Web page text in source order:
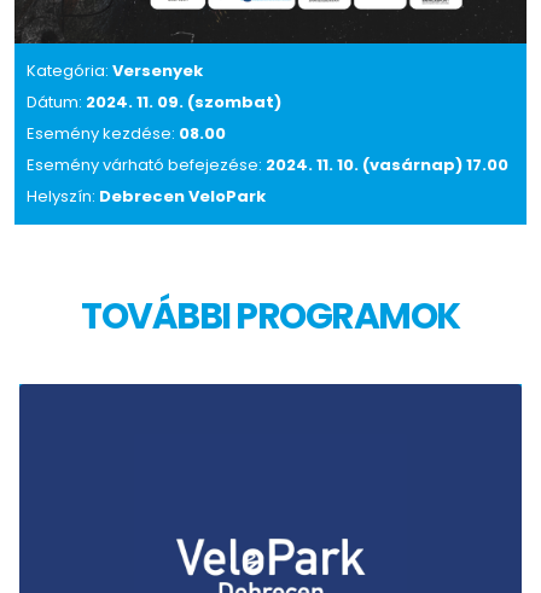
Kategória: Versenyek
Dátum: 2024. 11. 09. (szombat)
Esemény kezdése: 08.00
Esemény várható befejezése: 2024. 11. 10. (vasárnap) 17.00
Helyszín: Debrecen VeloPark
TOVÁBBI PROGRAMOK